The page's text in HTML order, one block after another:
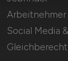
Arbeitnehmer
Social Media